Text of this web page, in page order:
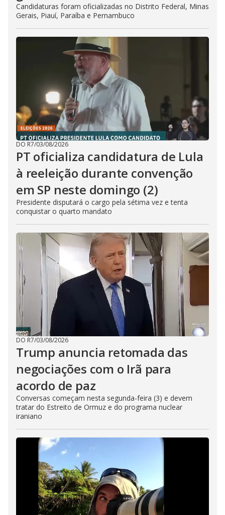
Candidaturas foram oficializadas no Distrito Federal, Minas
Gerais, Piauí, Paraíba e Pernambuco
DO R7/03/08/2026
PT oficializa candidatura de Lula
à reeleição durante convenção
em SP neste domingo (2)
Presidente disputará o cargo pela sétima vez e tenta
conquistar o quarto mandato
DO R7/03/08/2026
Trump anuncia retomada das
negociações com o Irã para
acordo de paz
Conversas começam nesta segunda-feira (3) e devem
tratar do Estreito de Ormuz e do programa nuclear
iraniano